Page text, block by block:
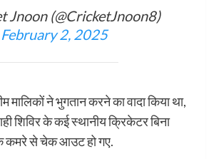
Jnoon (@CricketJnoon8)
February 2, 2025
मालिकों ने भुगतान करने का वादा किया था,
शिविर के कई स्थानीय क्रिकेटर बिना
कमरे से चेक आउट हो गए.